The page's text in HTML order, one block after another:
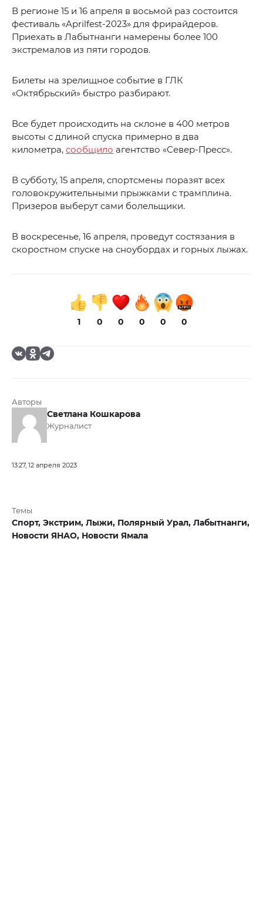
В регионе 15 и 16 апреля в восьмой раз состоится
фестиваль «Aprilfest-2023» для фрирайдеров.
Приехать в Лабытнанги намерены более 100
экстремалов из пяти городов.
Билеты на зрелищное событие в ГЛК
«Октябрьский» быстро разбирают.
Все будет происходить на склоне в 400 метров
высоты с длиной спуска примерно в два
километра, сообщило агентство «Север-Пресс».
В субботу, 15 апреля, спортсмены поразят всех
головокружительными прыжками с трамплина.
Призеров выберут сами болельщики.
В воскресенье, 16 апреля, проведут состязания в
скоростном спуске на сноубордах и горных лыжах.
1 0 0 0 0 0
Авторы
Светлана Кошкарова
Журналист
13:27, 12 апреля 2023
Темы
Спорт, Экстрим, Лыжи, Полярный Урал, Лабытнанги,
Новости ЯНАО, Новости Ямала